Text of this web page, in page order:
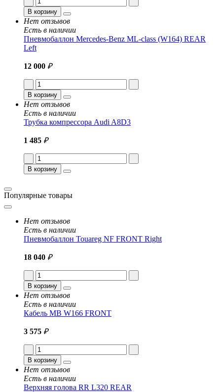
В корзину
Нет отзывов
Есть в наличии
Пневмобаллон Mercedes-Benz ML-class (W164) REAR
Left
12 000 ₽
В корзину
Нет отзывов
Есть в наличии
Трубка компрессора Audi A8D3
1 485 ₽
В корзину
Популярные товары
Нет отзывов
Есть в наличии
Пневмобаллон Touareg NF FRONT Right
18 040 ₽
В корзину
Нет отзывов
Есть в наличии
Кабель MB W166 FRONT
3 575 ₽
В корзину
Нет отзывов
Есть в наличии
Верхняя голова RR L320 REAR